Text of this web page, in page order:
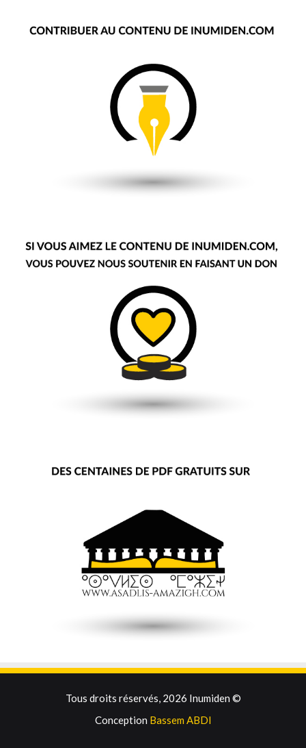
Tous droits réservés, 2026 Inumiden ©
Conception Bassem ABDI